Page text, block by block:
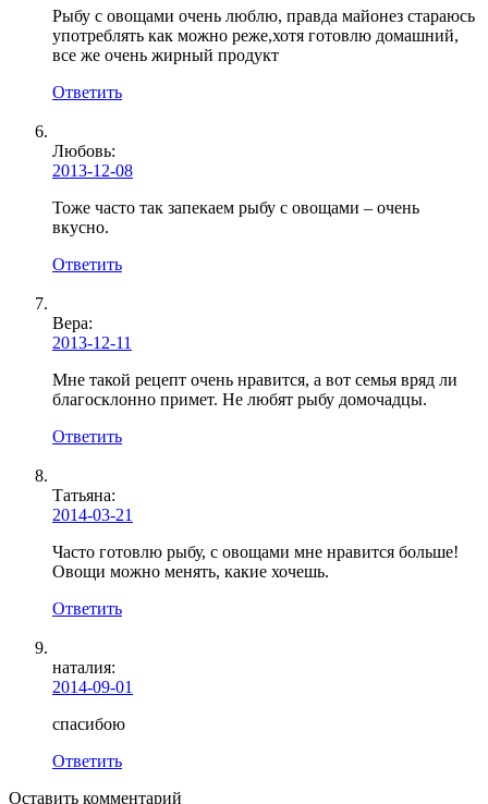
Рыбу с овощами очень люблю, правда майонез стараюсь
употреблять как можно реже,хотя готовлю домашний,
все же очень жирный продукт
Ответить
Любовь:
2013-12-08
Тоже часто так запекаем рыбу с овощами – очень
вкусно.
Ответить
Вера:
2013-12-11
Мне такой рецепт очень нравится, а вот семья вряд ли
благосклонно примет. Не любят рыбу домочадцы.
Ответить
Татьяна:
2014-03-21
Часто готовлю рыбу, с овощами мне нравится больше!
Овощи можно менять, какие хочешь.
Ответить
наталия:
2014-09-01
спасибою
Ответить
Оставить комментарий